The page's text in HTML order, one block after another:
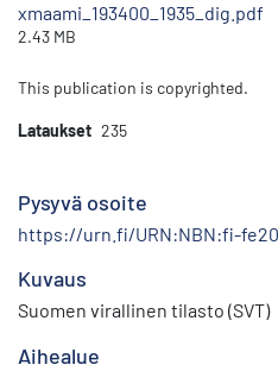
xmaami_193400_1935_dig.pdf
2.43 MB
This publication is copyrighted.
Lataukset 235
Pysyvä osoite
https://urn.fi/URN:NBN:fi-
Kuvaus
Suomen virallinen tilasto (SVT)
Aihealue